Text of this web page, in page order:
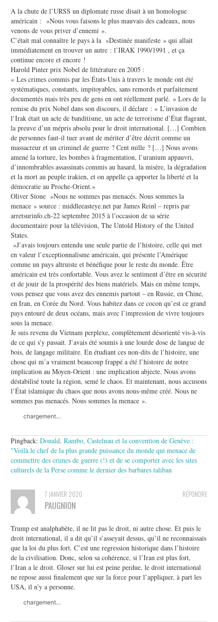
A la chute de l’URSS un diplomate russe disait à un homologue
américain : »Nous vous faisons le plus mauvais des cadeaux, nous
venons de vous priver d’ennemi ».
C’était mal connaître le pays à la »Destinée manifeste » qui allait
immédiatement en trouver un autre : l’IRAK 1990/1991 , et ça
continue encore et encore !
Harold Pinter prix Nobel de littérature en 2005 :
« Les crimes commis par les États-Unis à travers le monde ont été
systématiques, constants, impitoyables, sans remords et parfaitement
documentés mais très peu de gens en ont réellement parlé. » Lors de la
remise du prix Nobel dans son discours, il déclare : « L’invasion de
l’Irak était un acte de banditisme, un acte de terrorisme d’État flagrant,
la preuve d’un mépris absolu pour le droit international. […] Combien
de personnes faut-il tuer avant de mériter d’être décrit comme un
massacreur et un criminel de guerre ? Cent mille ? […] Nous avons
amené la torture, les bombes à fragmentation, l’uranium appauvri,
d’innombrables assassinats commis au hasard, la misère, la dégradation
et la mort au peuple irakien, et on appelle ça apporter la liberté et la
démocratie au Proche-Orient.»
Oliver Stone »Nous ne sommes pas menacés. Nous sommes la
menace » source : middleeasteye.net par James Reinl – repris par
arretsurinfo.ch-22 septembre 2015 à l’occasion de sa série
documentaire pour la télévision, The Untold History of the United
States.
»J’avais toujours entendu une seule partie de l’histoire, celle qui met
en valeur l’exceptionnalisme américain, qui présente l’Amérique
comme un pays altruiste et bénéfique pour le reste du monde. Être
américain est très confortable. Vous avez le sentiment d’être en sécurité
et de jouir de la prospérité des biens matériels. Mais en même temps,
vous pensez que vous avez des ennemis partout – en Russie, en Chine,
en Iran, en Corée du Nord. Vous habitez dans ce cocon qu’est ce grand
pays entouré de deux océans, mais avec l’impression de vivre toujours
sous la menace.
Je suis revenu du Vietnam perplexe, complètement désorienté vis-à-vis
de ce qui s’y passait. J’avais été soumis à une lourde dose de langue de
bois, de langage militaire. En étudiant ces non-dits de l’histoire, une
chose qui m’a vraiment beaucoup frappé a été l’histoire de notre
implication au Moyen-Orient : une implication abjecte. Nous avons
déstabilisé toute la région, semé le chaos. Et maintenant, nous accusons
l’État islamique du chaos que nous avons nous-même créé. Nous ne
sommes pas menacés. Nous sommes la menace ».
chargement…
Pingback:Donald, Rambo, Castelnau et la convention de Genève :
"Voilà le chef de la plus grande puissance du monde qui menace de
commettre des crimes de guerre (!) et de se comporter avec les sites
culturels de la Perse comme le dernier des barbares taliban
RÉPONDRE
7 JANVIER 2020
PAUGNION
Trump est analphabète, il ne lit pas le droit, ni autre chose. Et puis le
droit international, il a dit qu’il s’asseyait dessus, qu’il ne reconnaissais
que la loi du plus fort. C’est une regression historique dans l’histoire
de la civilisation. Donc, selon sa cohérence, si l’Iran est plus fort,
l’Iran a le droit. Gloser sur lui est peine perdue, le droit international
ne repose aussi finalement que sur la force pour l’appliquer, à part les
USA, il n’y a personne.
chargement…